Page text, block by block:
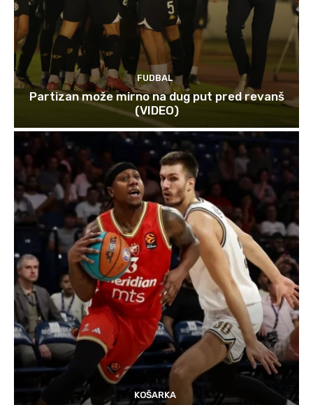
FUDBAL
Partizan može mirno na dug put pred revanš
(VIDEO)
KOŠARKA